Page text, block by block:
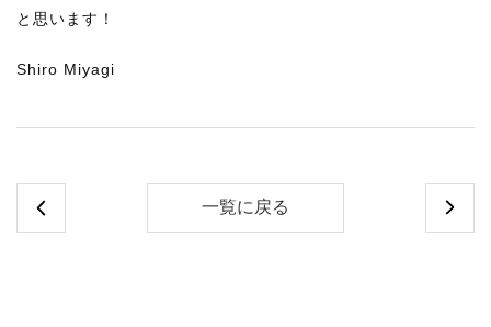
と思います！
Shiro Miyagi
一覧に戻る